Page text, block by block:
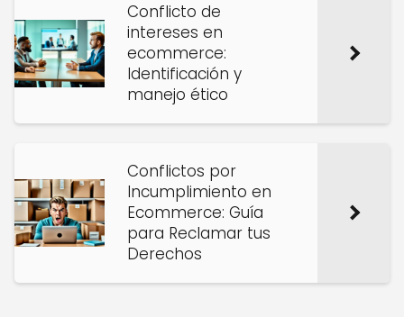
Conflicto de
intereses en
ecommerce:
Identificación y
manejo ético
Conflictos por
Incumplimiento en
Ecommerce: Guía
para Reclamar tus
Derechos